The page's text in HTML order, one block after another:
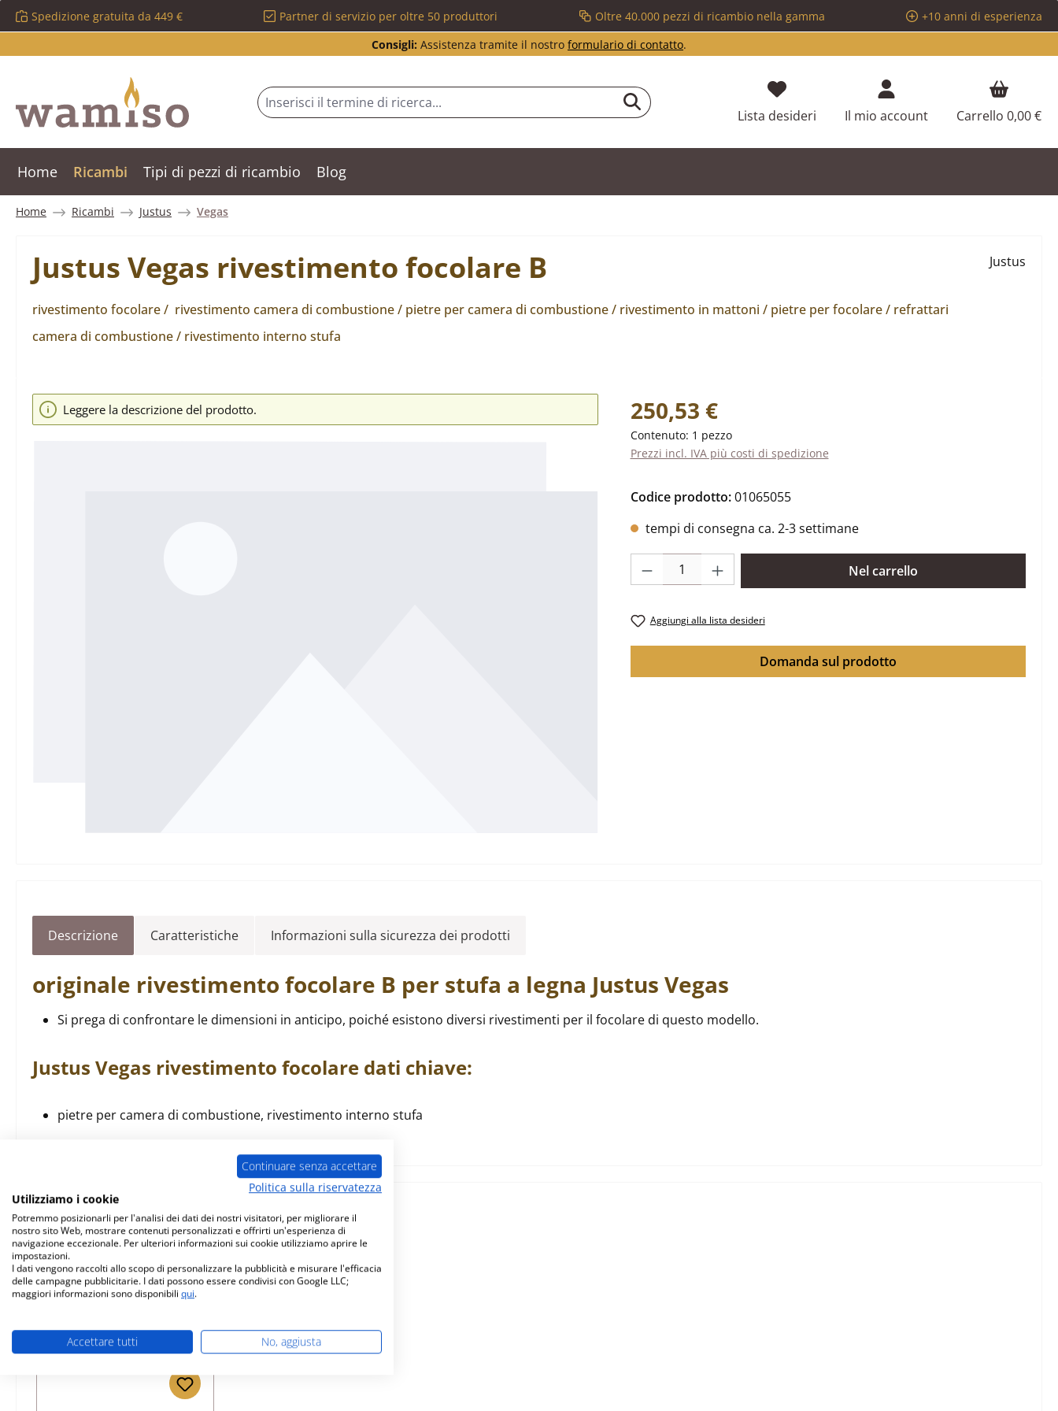
al contenuto principale
Salta alla ricerca
Passa alla navigazione principale
Spedizione gratuita da 449 € Partner di servizio per oltre 50 produttori Oltre 40.000 pezzi di ricambio nella gamma
+10 anni di esperienza
Consigli: Assistenza tramite il nostro formulario di contatto.
Lista desideri Hai 0 articoli nella lista dei desideri
Il mio account Carrello 0,00 €
Home Ricambi Tipi di pezzi di ricambio Blog
Home Ricambi Justus Vegas
Justus Vegas rivestimento focolare B
rivestimento focolare / rivestimento camera di combustione / pietre per camera di combustione / rivestimento in mattoni / pietre per focolare / refrattari
camera di combustione / rivestimento interno stufa
Justus
Salta la galleria di immagini
Leggere la descrizione del prodotto. Prezzo normale:
250,53 €
Contenuto: 1 pezzo
Prezzi incl. IVA più costi di spedizione
Codice prodotto:01065055
tempi di consegna ca. 2-3 settimane
Quantità del prodotto: inserisci la quantità desiderata o usa i pulsanti per
Nel carrello
Aggiungi alla lista desideri
Domanda sul prodotto
Descrizione Caratteristiche Informazioni sulla sicurezza dei prodotti
originale rivestimento focolare B per stufa a legna Justus Vegas
Si prega di confrontare le dimensioni in anticipo, poiché esistono diversi rivestimenti per il focolare di questo modello.
Justus Vegas rivestimento focolare dati chiave:
pietre per camera di combustione, rivestimento interno stufa
Prodotti simili
Salta la galleria dei prodotti
Solo 2 disponibili
Continuare senza accettare
Politica sulla riservatezza
Utilizziamo i cookie
Potremmo posizionarli per l'analisi dei dati dei nostri visitatori, per migliorare il
nostro sito Web, mostrare contenuti personalizzati e offrirti un'esperienza di
navigazione eccezionale. Per ulteriori informazioni sui cookie utilizziamo aprire le
impostazioni.
I dati vengono raccolti allo scopo di personalizzare la pubblicità e misurare l'efficacia
delle campagne pubblicitarie. I dati possono essere condivisi con Google LLC;
maggiori informazioni sono disponibili qui.
Accettare tutti No, aggiusta